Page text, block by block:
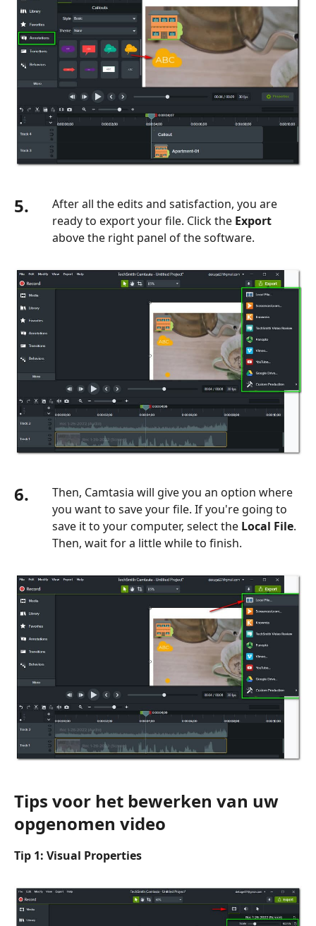
5.
After all the edits and satisfaction, you are
ready to export your file. Click the Export
above the right panel of the software.
6.
Then, Camtasia will give you an option where
you want to save your file. If you're going to
save it to your computer, select the Local File.
Then, wait for a little while to finish.
Tips voor het bewerken van uw
opgenomen video
Tip 1: Visual Properties